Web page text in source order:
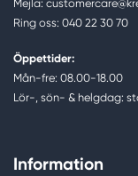
Mejla:
Ring oss: 040 22 30 70
Öppettider:
Mån-fre: 08.00-18.00
Lör-, sön- & helgdag:
Information